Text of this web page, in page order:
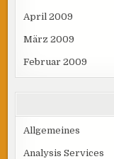
April 2009
März 2009
Februar 2009
Allgemeines
Analysis Services